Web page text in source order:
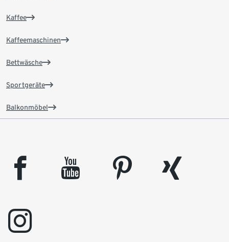
Kaffee
Kaffeemaschinen
Bettwäsche
Sportgeräte
Balkonmöbel
facebook youtube pinterest
xing
instagram